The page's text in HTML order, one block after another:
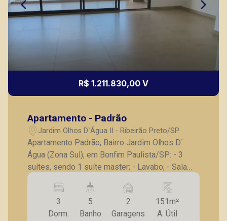
R$ 1.211.830,00 V
Apartamento - Padrão
Jardim Olhos D`Água II - Ribeirão Preto/SP
Apartamento Padrão, Bairro Jardim Olhos D`
Água (Zona Sul), em Bonfim Paulista/SP: - 3
suítes, sendo 1 suíte master; - Lavabo; - Sala
para 2 ambientes; - Varanda gourmet; - Cozinha;
- Lavanderia; - Laje técnica; - 2 vagas de
garagem. A Piramid tem como objetivo atender
seus clientes com agilidade e segurança, em
3
Dorm.
5
Banho
2
Garagens
151m²
A. Útil